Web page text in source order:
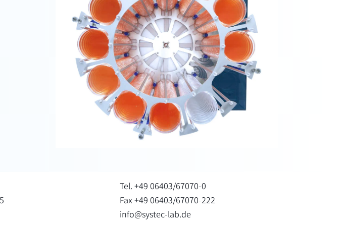
Tel. +49 06403/67070-0
Fax +49 06403/67070-222
info@systec-lab.de